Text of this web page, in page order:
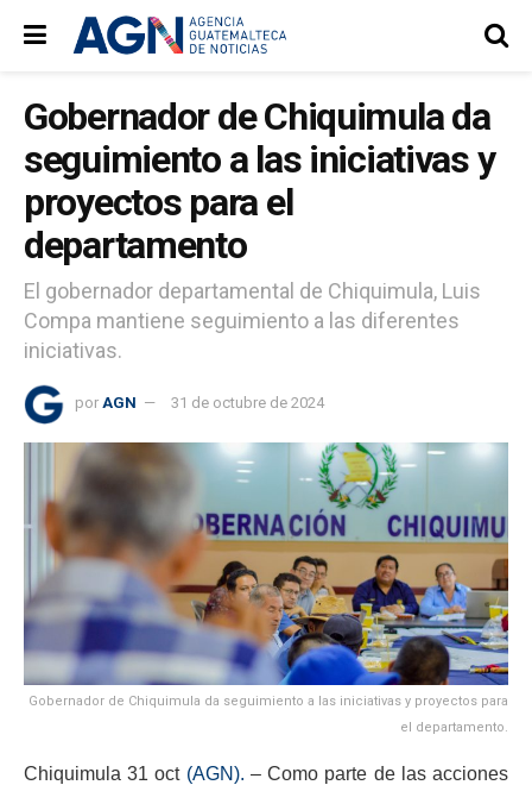
Gobernador de Chiquimula da
seguimiento a las iniciativas y
proyectos para el
departamento
El gobernador departamental de Chiquimula, Luis
Compa mantiene seguimiento a las diferentes
iniciativas.
por AGN 31 de octubre de 2024
Gobernador de Chiquimula da seguimiento a las iniciativas y proyectos para
el departamento.
Chiquimula 31 oct (AGN). – Como parte de las acciones